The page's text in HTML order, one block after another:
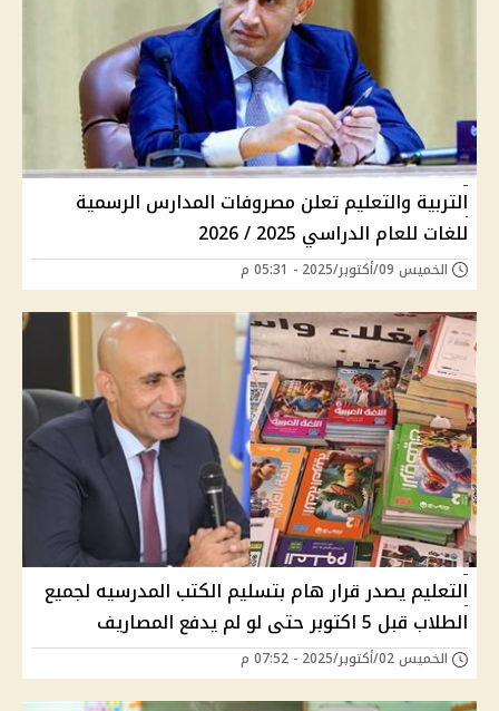
التربية والتعليم تعلن مصروفات المدارس الرسمية
للغات للعام الدراسي 2025 / 2026
الخميس 09/أكتوبر/2025 - 05:31 م
التعليم يصدر قرار هام بتسليم الكتب المدرسيه لجميع
الطلاب قبل 5 اكتوبر حتى لو لم يدفع المصاريف
الخميس 02/أكتوبر/2025 - 07:52 م